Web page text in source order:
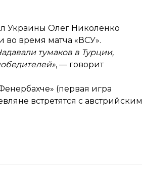
Украины Олег Николенко
во время матча «ВСУ».
тумаков в Турции,
, — говорит
(первая игра
встретятся с австрийским